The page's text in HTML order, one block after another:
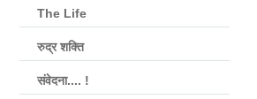
The Life
रुद्र शक्ति
संवेदना.... !